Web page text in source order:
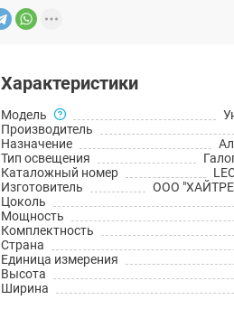
Характеристики
Модель
Производитель
Назначение
Тип освещения
Каталожный номер
Изготовитель
ООО
Цоколь
Мощность
Комплектность
Страна
Единица измерения
Высота
Ширина